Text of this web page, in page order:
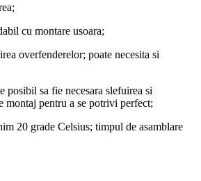
cu montare usoara;
overfenderelor; poate necesita si
posibil sa fie necesara slefuirea si
montaj pentru a se potrivi perfect;
20 grade Celsius; timpul de asamblare